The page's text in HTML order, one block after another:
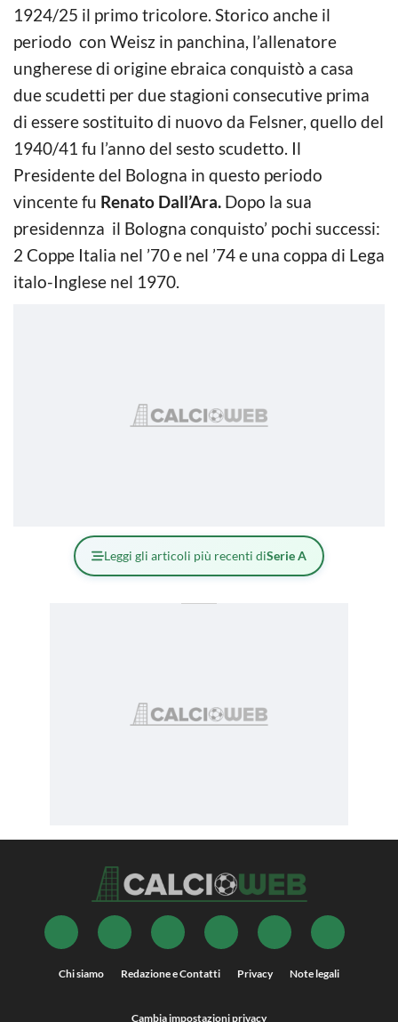
1924/25 il primo tricolore. Storico anche il
periodo con Weisz in panchina, l’allenatore
ungherese di origine ebraica conquistò a casa
due scudetti per due stagioni consecutive prima
di essere sostituito di nuovo da Felsner, quello del
1940/41 fu l’anno del sesto scudetto. Il
Presidente del Bologna in questo periodo
vincente fu Renato Dall’Ara. Dopo la sua
presidennza il Bologna conquisto’ pochi successi:
2 Coppe Italia nel ’70 e nel ’74 e una coppa di Lega
italo-Inglese nel 1970.
Leggi gli articoli più recenti diSerie A
Chi siamo Redazione e Contatti Privacy Note legali
Cambia impostazioni privacy